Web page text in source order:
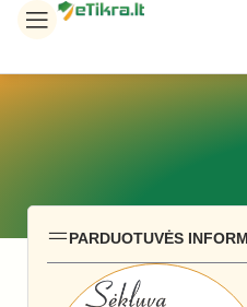
PARDUOTUVĖS